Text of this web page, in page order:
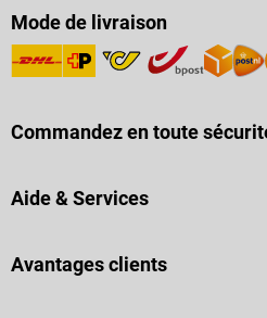
Mode de livraison
Commandez en toute
Aide & Services
Avantages clients